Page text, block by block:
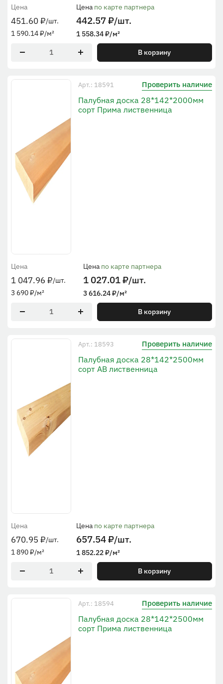
Цена
451.60₽/шт.
1 590.14₽/м²
Цена по карте партнера
442.57₽/шт.
1 558.34₽/м²
В корзину
Арт.: 18591 Проверить наличие
Палубная доска 28*142*2000мм
сорт Прима лиственница
Цена
1 047.96 ₽/шт.
3 690₽/м²
Цена по карте партнера
1 027.01₽/шт.
3 616.24₽/м²
В корзину
Арт.: 18593 Проверить наличие
Палубная доска 28*142*2500мм
сорт АВ лиственница
Цена
670.95 ₽/шт.
1 890₽/м²
Цена по карте партнера
657.54₽/шт.
1 852.22₽/м²
В корзину
Арт.: 18594 Проверить наличие
Палубная доска 28*142*2500мм
сорт Прима лиственница